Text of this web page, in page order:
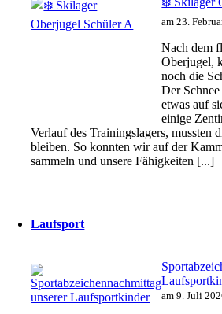
am 23.
Nach dem
Oberjugel,
noch die
Der
etwas auf
einige
Verlauf des Trainingslagers, mussten
bleiben. So konnten wir auf der
sammeln und unsere Fähigkeiten [...]
Laufsport
am 9. Juli